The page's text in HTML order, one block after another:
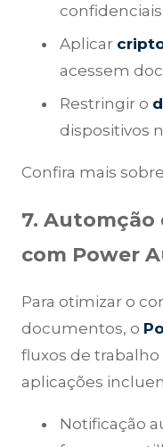
confidenciais.
Aplicar
acessem
Restringir o
dispositivos
Confira mais
7. Automção
com Power
Para otimizar o
documentos, o
fluxos de
aplicações
Notificação